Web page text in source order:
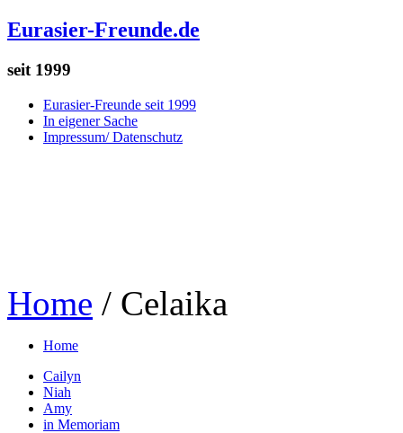
Eurasier-Freunde.de
seit 1999
Eurasier-Freunde seit 1999
In eigener Sache
Impressum/ Datenschutz
Home / Celaika
Home
Cailyn
Niah
Amy
in Memoriam